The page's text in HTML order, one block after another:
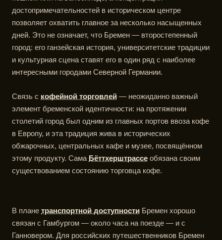
достопримечательностей в историческом центре
позволяет охватить главное за несколько насыщенных
дней. Это не означает, что Бремен — второстепенный
город: его ганзейская история, университетские традиции
и культурная сцена ставят его в один ряд с наиболее
интересными городами Северной Германии.
Связь с кофейной торговлей — неожиданно важный
элемент бременской идентичности: на протяжении
столетий город был одним из главных портов ввоза кофе
в Европу, и эта традиция жива в исторических
обжарочных, центральных кафе и музее, посвящённом
этому продукту. Сама Бёттхерштрассе обязана своим
существованием состоянию торговца кофе.
В плане транспортной доступности Бремен хорошо
связан с Гамбургом — около часа на поезде — и с
Ганновером. Для российских путешественников Бремен